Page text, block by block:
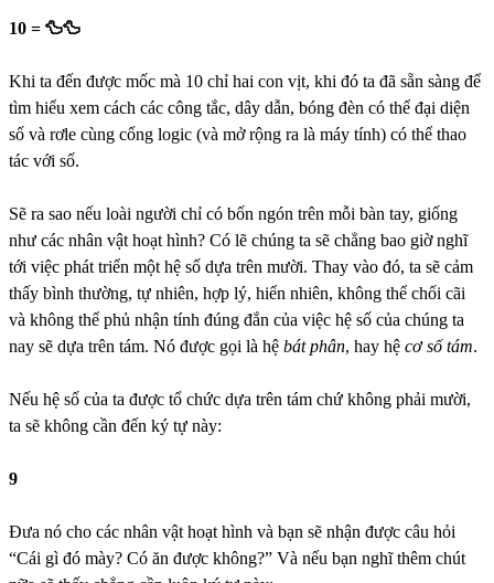
10 = 🦆🦆
Khi ta đến được mốc mà 10 chỉ hai con vịt, khi đó ta đã sẵn sàng để
tìm hiểu xem cách các công tắc, dây dẫn, bóng đèn có thể đại diện
số và rơle cùng cổng logic (và mở rộng ra là máy tính) có thể thao
tác với số.
Sẽ ra sao nếu loài người chỉ có bốn ngón trên mỗi bàn tay, giống
như các nhân vật hoạt hình? Có lẽ chúng ta sẽ chẳng bao giờ nghĩ
tới việc phát triển một hệ số dựa trên mười. Thay vào đó, ta sẽ cảm
thấy bình thường, tự nhiên, hợp lý, hiển nhiên, không thể chối cãi
và không thể phủ nhận tính đúng đắn của việc hệ số của chúng ta
nay sẽ dựa trên tám. Nó được gọi là hệ bát phân, hay hệ cơ số tám.
Nếu hệ số của ta được tổ chức dựa trên tám chứ không phải mười,
ta sẽ không cần đến ký tự này:
9
Đưa nó cho các nhân vật hoạt hình và bạn sẽ nhận được câu hỏi
“Cái gì đó mày? Có ăn được không?” Và nếu bạn nghĩ thêm chút